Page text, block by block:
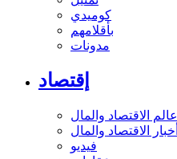
كوميدي
بأقلامهم
مدونات
إقتصاد
عالم الاقتصاد والمال
أخبار الاقتصاد والمال
فيديو